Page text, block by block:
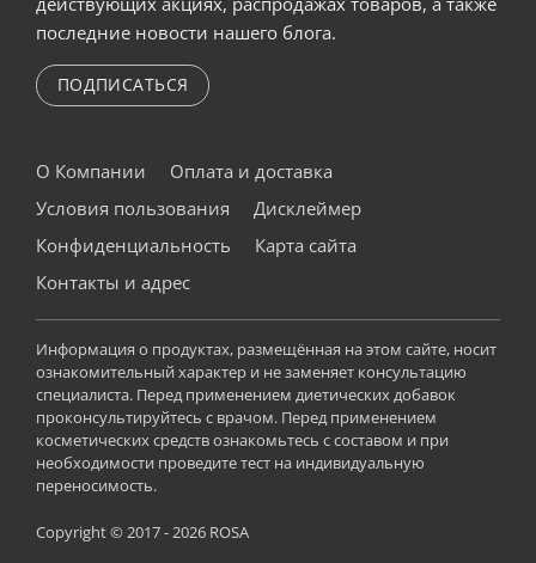
последние новости нашего блога.
ПОДПИСАТЬСЯ
О Компании
Оплата и доставка
Условия пользования
Дисклеймер
Конфиденциальность
Карта сайта
Контакты и адрес
Информация о продуктах, размещённая на этом сайте, носит
ознакомительный характер и не заменяет консультацию
специалиста. Перед применением диетических добавок
проконсультируйтесь с врачом. Перед применением
косметических средств ознакомьтесь с составом и при
необходимости проведите тест на индивидуальную
переносимость.
Copyright © 2017 - 2026 ROSA